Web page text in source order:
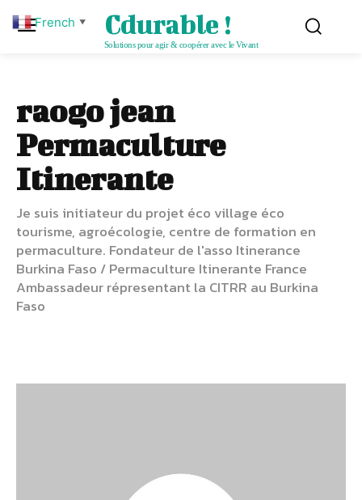
Cdurable !
Solutions pour agir & coopérer avec le Vivant
raogo jean
Permaculture
Itinerante
Je suis initiateur du projet éco village éco
tourisme, agroécologie, centre de formation en
permaculture. Fondateur de l'asso Itinerance
Burkina Faso / Permaculture Itinerante France
Ambassadeur répresentant la CITRR au Burkina
Faso
French ▼